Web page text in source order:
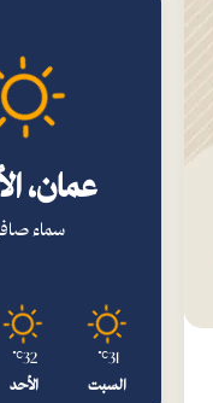
عمان،
سماء
31
℃
السبت
32
℃
الأحد